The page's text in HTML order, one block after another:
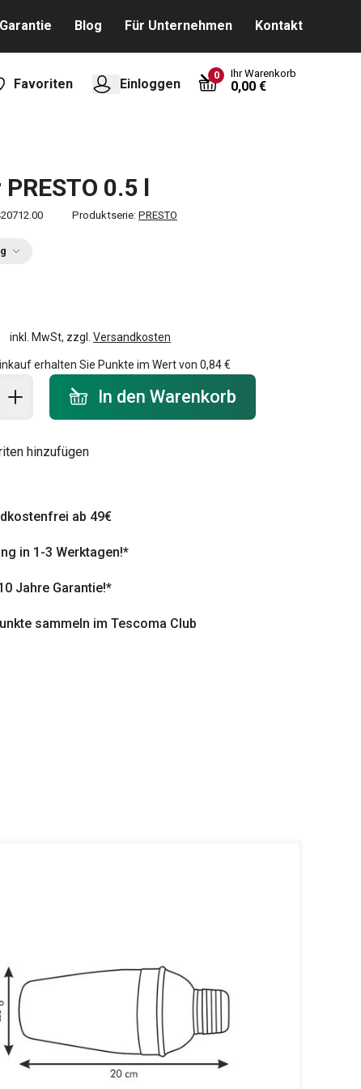
Garantie Blog Für Unternehmen Kontakt
Favoriten Einloggen
0 Ihr Warenkorb
0,00 €
0.5 l
Produktserie: PRESTO
inkl. MwSt, zzgl. Versandkosten
erhalten Sie Punkte im Wert von 0,84 €
- Menge
In den Warenkorb
hinzufügen
ab 49€
in 1-3 Werktagen!*
Jahre Garantie!*
sammeln im Tescoma Club